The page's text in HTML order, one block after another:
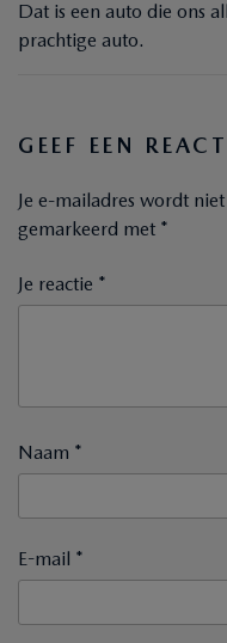
Dat is een auto die ons
prachtige auto.
GEEF EEN
Je e-mailadres wordt
gemarkeerd met *
Je reactie *
Naam *
E-mail *